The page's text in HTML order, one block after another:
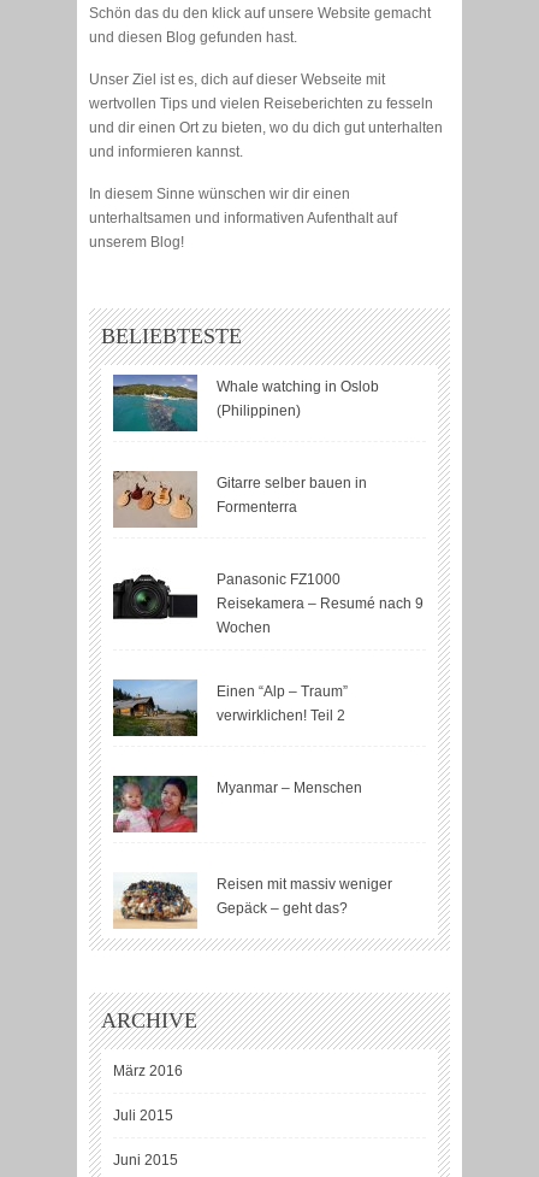
Schön das du den klick auf unsere Website gemacht
und diesen Blog gefunden hast.
Unser Ziel ist es, dich auf dieser Webseite mit
wertvollen Tips und vielen Reiseberichten zu fesseln
und dir einen Ort zu bieten, wo du dich gut unterhalten
und informieren kannst.
In diesem Sinne wünschen wir dir einen
unterhaltsamen und informativen Aufenthalt auf
unserem Blog!
BELIEBTESTE
Whale watching in Oslob
(Philippinen)
Gitarre selber bauen in
Formenterra
Panasonic FZ1000
Reisekamera – Resumé nach 9
Wochen
Einen “Alp – Traum”
verwirklichen! Teil 2
Myanmar – Menschen
Reisen mit massiv weniger
Gepäck – geht das?
ARCHIVE
März 2016
Juli 2015
Juni 2015